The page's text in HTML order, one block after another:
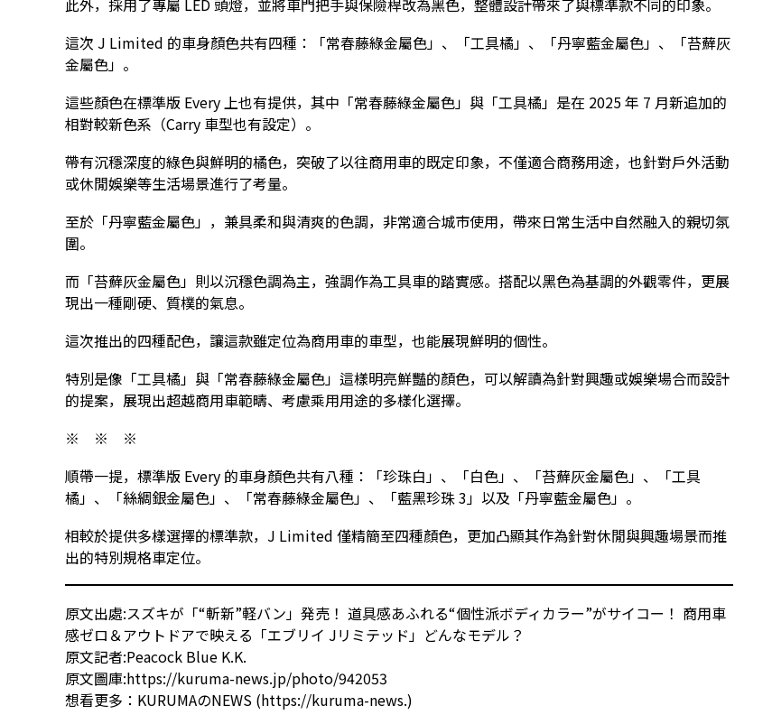
此外，採用了專屬 LED 頭燈，並將車門把手與保險桿改為黑色，整體設計帶來了與標準款不同的印象。
這次 J Limited 的車身顏色共有四種：「常春藤綠金屬色」、「工具橘」、「丹寧藍金屬色」、「苔蘚灰
金屬色」。
這些顏色在標準版 Every 上也有提供，其中「常春藤綠金屬色」與「工具橘」是在 2025 年 7 月新追加的
相對較新色系（Carry 車型也有設定）。
帶有沉穩深度的綠色與鮮明的橘色，突破了以往商用車的既定印象，不僅適合商務用途，也針對戶外活動
或休閒娛樂等生活場景進行了考量。
至於「丹寧藍金屬色」，兼具柔和與清爽的色調，非常適合城市使用，帶來日常生活中自然融入的親切氛
圍。
而「苔蘚灰金屬色」則以沉穩色調為主，強調作為工具車的踏實感。搭配以黑色為基調的外觀零件，更展
現出一種剛硬、質樸的氣息。
這次推出的四種配色，讓這款雖定位為商用車的車型，也能展現鮮明的個性。
特別是像「工具橘」與「常春藤綠金屬色」這樣明亮鮮豔的顏色，可以解讀為針對興趣或娛樂場合而設計
的提案，展現出超越商用車範疇、考慮乘用用途的多樣化選擇。
※ ※ ※
順帶一提，標準版 Every 的車身顏色共有八種：「珍珠白」、「白色」、「苔蘚灰金屬色」、「工具
橘」、「絲綢銀金屬色」、「常春藤綠金屬色」、「藍黑珍珠 3」以及「丹寧藍金屬色」。
相較於提供多樣選擇的標準款，J Limited 僅精簡至四種顏色，更加凸顯其作為針對休閒與興趣場景而推
出的特別規格車定位。
原文出處:スズキが「“斬新”軽バン」発売！ 道具感あふれる“個性派ボディカラー”がサイコー！ 商用車
感ゼロ＆アウトドアで映える「エブリイ Jリミテッド」どんなモデル？
原文記者:Peacock Blue K.K.
原文圖庫:https://kuruma-news.jp/photo/942053
想看更多： KURUMAのNEWS (https://kuruma-news.)